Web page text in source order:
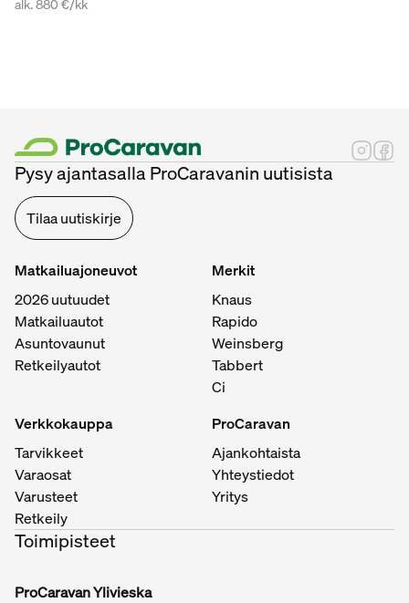
alk. 880 €/kk
Pysy ajantasalla ProCaravanin uutisista
Tilaa uutiskirje
Matkailuajoneuvot
2026 uutuudet
Matkailuautot
Asuntovaunut
Retkeilyautot
Merkit
Knaus
Rapido
Weinsberg
Tabbert
Ci
Verkkokauppa
Tarvikkeet
Varaosat
Varusteet
Retkeily
ProCaravan
Ajankohtaista
Yhteystiedot
Yritys
Toimipisteet
ProCaravan Ylivieska